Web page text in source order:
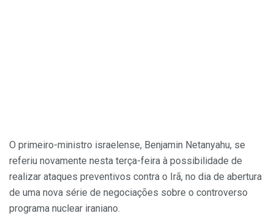
O primeiro-ministro israelense, Benjamin Netanyahu, se
referiu novamente nesta terça-feira à possibilidade de
realizar ataques preventivos contra o Irã, no dia de abertura
de uma nova série de negociações sobre o controverso
programa nuclear iraniano.